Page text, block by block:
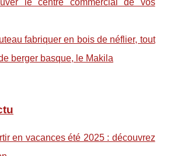
le centre commercial de vos
fabriquer en bois de néflier, tout
berger basque, le Makila
en vacances été 2025 : découvrez